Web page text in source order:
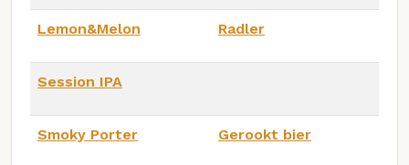
Lemon&Melon Radler
Session IPA
Smoky Porter Gerookt bier